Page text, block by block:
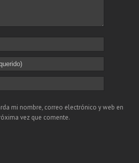
mi nombre, correo electrónico y web en
vez que comente.